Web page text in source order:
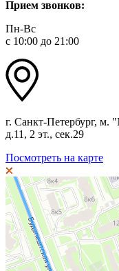
Прием звонков:
Пн-Вс
с 10:00 до 21:00
г. Санкт-Петербург, м.
д.11, 2 эт., сек.29
Посмотреть на карте